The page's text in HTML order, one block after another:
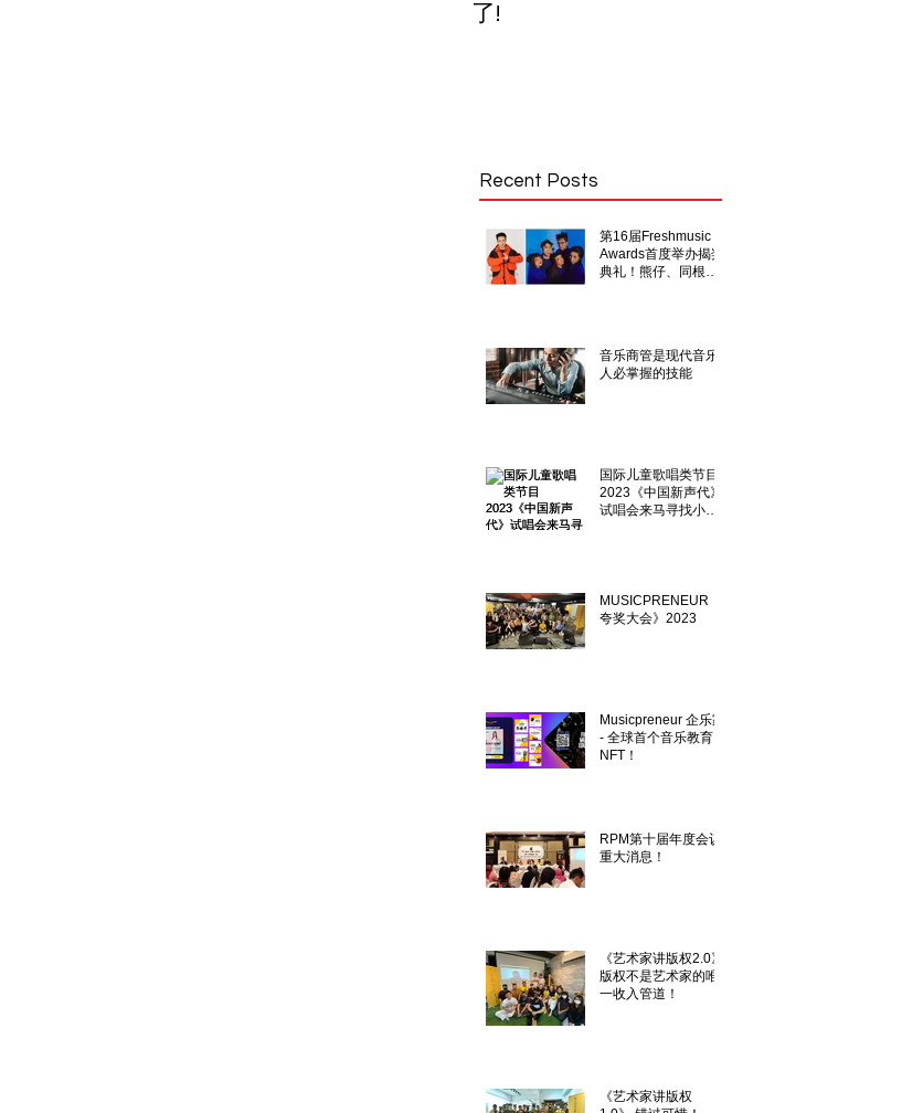
了!
Recent Posts
第16届Freshmusic
Awards首度举办揭奖
典礼！熊仔、同根生
音乐商管是现代音乐
人必掌握的技能
国际儿童歌唱类节目
2023《中国新声代》
试唱会来马寻找小唱
MUSICPRENEUR《
夸奖大会》2023
Musicpreneur 企乐家
- 全球首个音乐教育
NFT！
RPM第十届年度会议
重大消息！
《艺术家讲版权2.0》
版权不是艺术家的唯
一收入管道！
《艺术家讲版权